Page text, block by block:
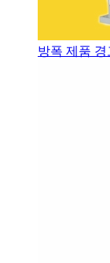
방폭 제품 경